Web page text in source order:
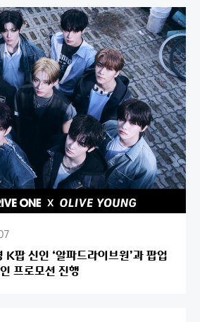
팝 신인 ‘알파드라이브원’과 팝업
프로모션 진행